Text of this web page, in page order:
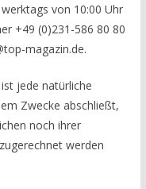
von 10:00 Uhr
+49 (0)231-586 80 80
magazin.de.
jede natürliche
Zwecke abschließt,
noch ihrer
werden